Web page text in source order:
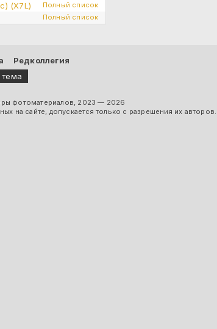
(X7L) Полный список
Полный список
Редколлегия
тема
фотоматериалов, 2023 — 2026
на сайте, допускается только с разрешения их авторов.